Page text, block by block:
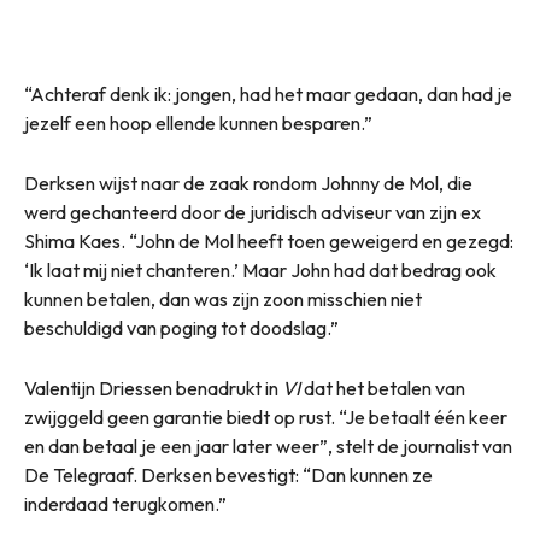
“Achteraf denk ik: jongen, had het maar gedaan, dan had je
jezelf een hoop ellende kunnen besparen.”
Derksen wijst naar de zaak rondom Johnny de Mol, die
werd gechanteerd door de juridisch adviseur van zijn ex
Shima Kaes. “John de Mol heeft toen geweigerd en gezegd:
‘Ik laat mij niet chanteren.’ Maar John had dat bedrag ook
kunnen betalen, dan was zijn zoon misschien niet
beschuldigd van poging tot doodslag.”
Valentijn Driessen benadrukt in VIdat het betalen van
zwijggeld geen garantie biedt op rust. “Je betaalt één keer
en dan betaal je een jaar later weer”, stelt de journalist van
De Telegraaf. Derksen bevestigt: “Dan kunnen ze
inderdaad terugkomen.”